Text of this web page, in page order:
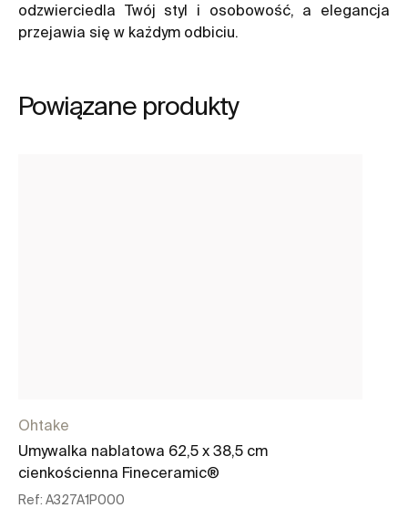
odzwierciedla Twój styl i osobowość, a elegancja
przejawia się w każdym odbiciu.
Powiązane produkty
Ohtake
Umywalka nablatowa 62,5 x 38,5 cm
cienkościenna Fineceramic®
Ref: A327A1P000